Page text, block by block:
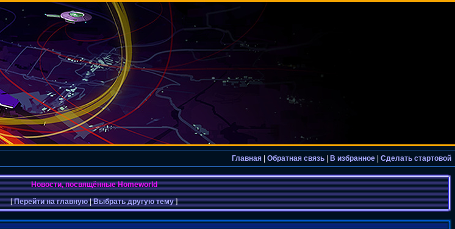
Главная Обратная связь В избранное Сделать стартовой
Новости, посвящённые Homeworld
[Перейти на главную|Выбрать другую тему]